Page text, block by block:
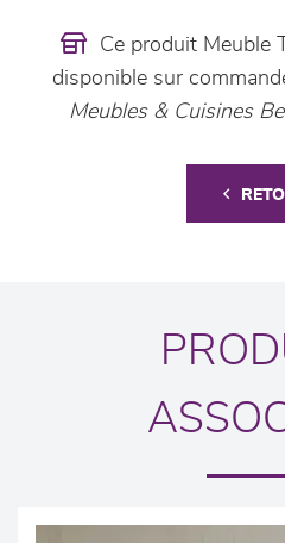
Ce produit Meuble
disponible sur
Meubles & Cuisines